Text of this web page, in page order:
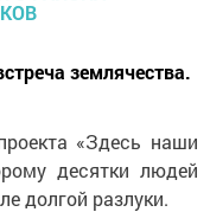
землячества.
«Здесь наши
десятки людей
долгой разлуки.